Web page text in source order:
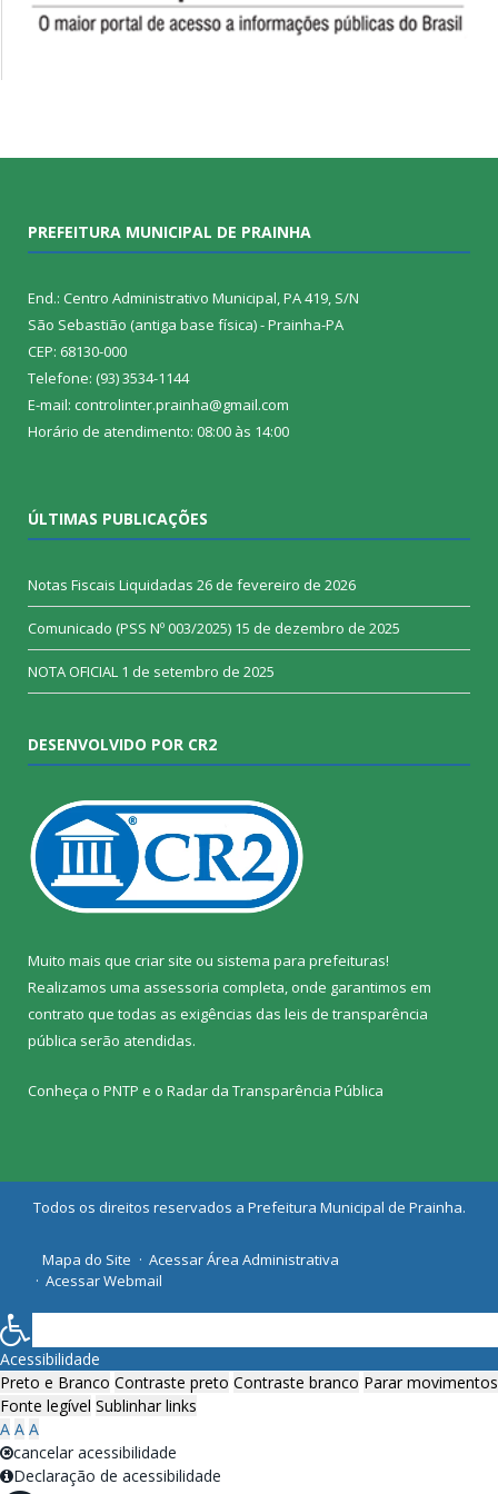
PREFEITURA MUNICIPAL DE PRAINHA
End.: Centro Administrativo Municipal, PA 419, S/N
São Sebastião (antiga base física) - Prainha-PA
CEP: 68130-000
Telefone: (93) 3534-1144
E-mail: controlinter.prainha@gmail.com
Horário de atendimento: 08:00 às 14:00
ÚLTIMAS PUBLICAÇÕES
Notas Fiscais Liquidadas 26 de fevereiro de 2026
Comunicado (PSS Nº 003/2025) 15 de dezembro de 2025
NOTA OFICIAL 1 de setembro de 2025
DESENVOLVIDO POR CR2
Muito mais que criar site ou sistema para prefeituras!
Realizamos uma assessoria completa, onde garantimos em
contrato que todas as exigências das leis de transparência
pública serão atendidas.
Conheça o PNTP e o Radar da Transparência Pública
Todos os direitos reservados a Prefeitura Municipal de Prainha.
Mapa do Site
Acessar Área Administrativa
Acessar Webmail
Acessibilidade
Preto e Branco Contraste preto Contraste branco Parar movimentos
Fonte legível Sublinhar links
A A A
cancelar acessibilidade
Declaração de acessibilidade